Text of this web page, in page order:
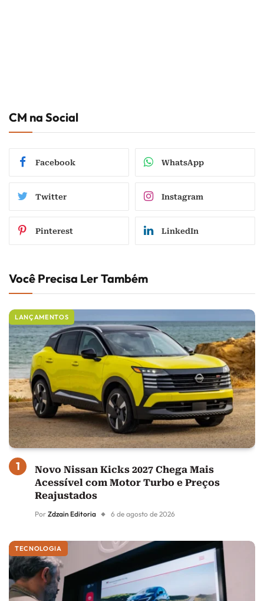
CM na Social
Facebook WhatsApp
Twitter Instagram
Pinterest LinkedIn
Você Precisa Ler Também
LANÇAMENTOS
Novo Nissan Kicks 2027 Chega Mais
Acessível com Motor Turbo e Preços
Reajustados
Por Zdzain Editoria 6 de agosto de 2026
TECNOLOGIA